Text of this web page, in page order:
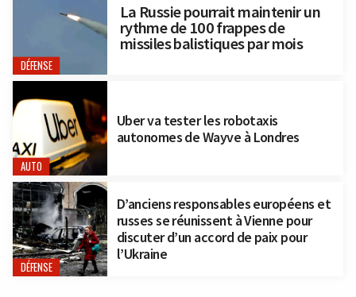
DÉFENSE
La Russie pourrait maintenir un
rythme de 100 frappes de
missiles balistiques par mois
AUTO
Uber va tester les robotaxis
autonomes de Wayve à Londres
DÉFENSE
D’anciens responsables européens et
russes se réunissent à Vienne pour
discuter d’un accord de paix pour
l’Ukraine